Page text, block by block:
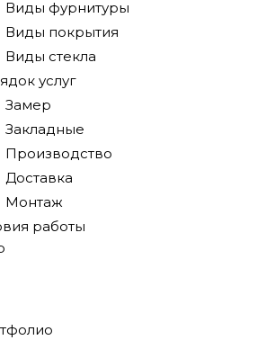
Виды фурнитуры
Виды покрытия
Виды стекла
услуг
Замер
Закладные
Производство
Доставка
Монтаж
работы